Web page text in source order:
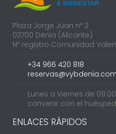
Plaza Jorge Juan nº 2
03700 Dénia (Alicante)
Nº registro Comunidad
+34 966 420 818
Lunes a Viernes de
convenir con el huésped
ENLACES RÁPIDOS